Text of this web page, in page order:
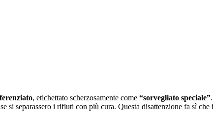
, etichettato scherzosamente come “sorvegliato speciale”
si separassero i rifiuti con più cura. Questa disattenzione fa sì